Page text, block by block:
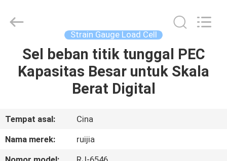
RUMAH
VIDEO
Instruments
Strain Gauge Load Cell
Sel beban titik tunggal PEC
Kapasitas Besar untuk Skala
Berat Digital
Tempat asal:
Cina
Nama merek:
ruijia